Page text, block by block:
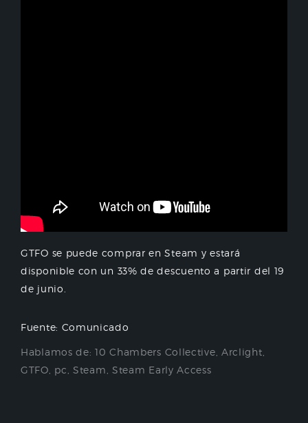
GTFO se puede comprar en Steam y estará
disponible con un 33% de descuento a partir del 19
de junio.
Fuente: Comunicado
Hablamos de:10 Chambers Collective Arclight
GTFO pc ,Steam Steam Early Access